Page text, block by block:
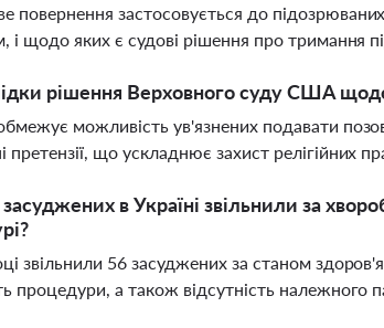
повернення застосовується до
і щодо яких є судові рішення про тримання
рішення Верховного суду США
можливість ув'язнених подавати
претензії, що ускладнює захист релігійних
в Україні звільнили за
звільнили 56 засуджених за станом
процедури, а також відсутність належного